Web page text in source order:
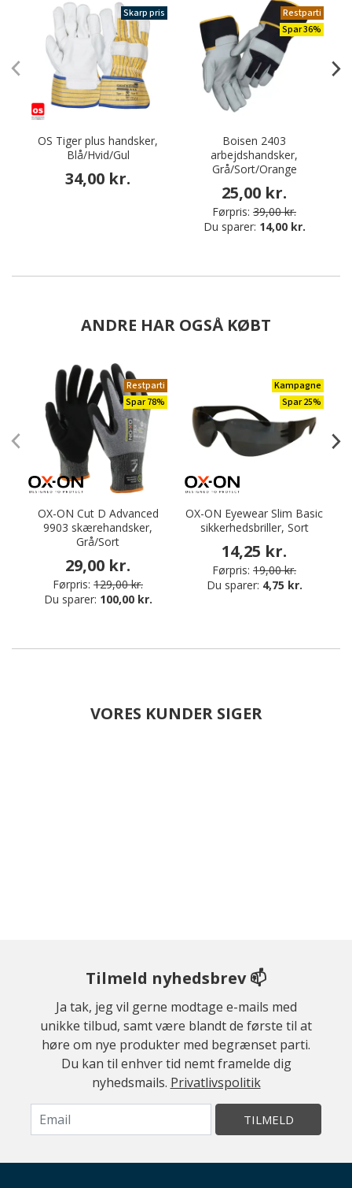
Skarp pris
OS Tiger plus handsker,
Blå/Hvid/Gul
34,00 kr.
Restparti
Spar 36%
Boisen 2403
arbejdshandsker,
Grå/Sort/Orange
25,00 kr.
Førpris: 39,00 kr.
Du sparer: 14,00 kr.
ANDRE HAR OGSÅ KØBT
Restparti
Spar 78%
OX-ON Cut D Advanced
9903 skærehandsker,
Grå/Sort
29,00 kr.
Førpris: 129,00 kr.
Du sparer: 100,00 kr.
Kampagne
Spar 25%
OX-ON Eyewear Slim Basic
sikkerhedsbriller, Sort
14,25 kr.
Førpris: 19,00 kr.
Du sparer: 4,75 kr.
VORES KUNDER SIGER
Tilmeld nyhedsbrev 📫
Ja tak, jeg vil gerne modtage e-mails med
unikke tilbud, samt være blandt de første til at
høre om nye produkter med begrænset parti.
Du kan til enhver tid nemt framelde dig
nyhedsmails. Privatlivspolitik
TILMELD